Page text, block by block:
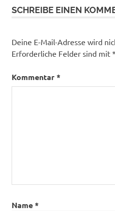
SCHREIBE EINEN
Deine E-Mail-Adresse wird
Erforderliche Felder sind mit *
Kommentar*
Name*